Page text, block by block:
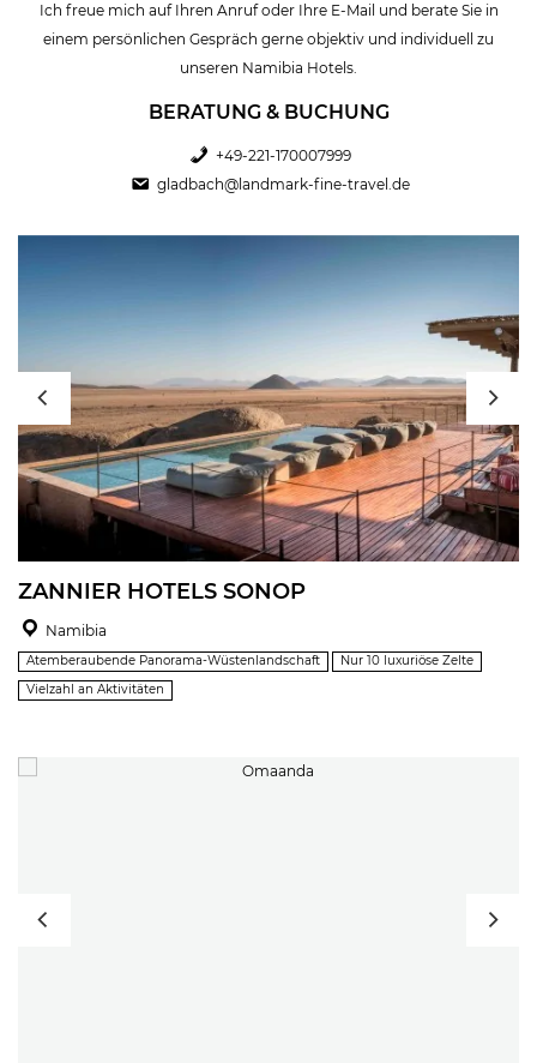
Ich freue mich auf Ihren Anruf oder Ihre E-Mail und berate Sie in
einem persönlichen Gespräch gerne objektiv und individuell zu
unseren Namibia Hotels.
BERATUNG & BUCHUNG
+49-221-170007999
gladbach@landmark-fine-travel.de
ZANNIER HOTELS SONOP
Namibia
Atemberaubende Panorama-Wüstenlandschaft
Nur 10 luxuriöse Zelte
Vielzahl an Aktivitäten